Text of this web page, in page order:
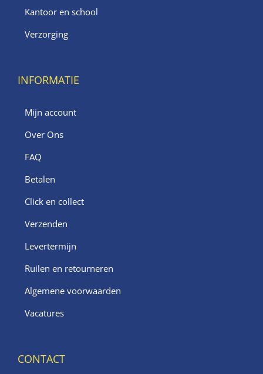
Kantoor en school
Verzorging
INFORMATIE
Mijn account
Over Ons
FAQ
Betalen
Click en collect
Verzenden
Levertermijn
Ruilen en retourneren
Algemene voorwaarden
Vacatures
CONTACT